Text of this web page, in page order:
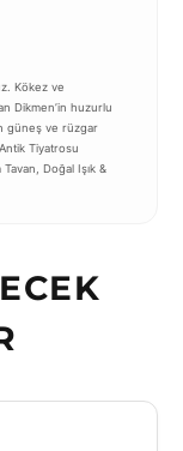
Kökez ve
Dikmen’in huzurlu
güneş ve rüzgar
Tiyatrosu
Doğal Işık &